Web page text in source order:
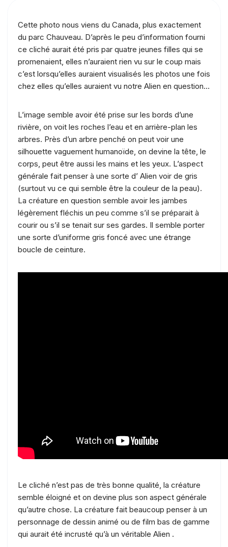
Cette photo nous viens du Canada, plus exactement
du parc Chauveau. D’après le peu d’information fourni
ce cliché aurait été pris par quatre jeunes filles qui se
promenaient, elles n’auraient rien vu sur le coup mais
c’est lorsqu’elles auraient visualisés les photos une fois
chez elles qu’elles auraient vu notre Alien en question…
L’image semble avoir été prise sur les bords d’une
rivière, on voit les roches l’eau et en arrière-plan les
arbres. Près d’un arbre penché on peut voir une
silhouette vaguement humanoïde, on devine la tête, le
corps, peut être aussi les mains et les yeux. L’aspect
générale fait penser à une sorte d’ Alien voir de gris
(surtout vu ce qui semble être la couleur de la peau).
La créature en question semble avoir les jambes
légèrement fléchis un peu comme s’il se préparait à
courir ou s’il se tenait sur ses gardes. Il semble porter
une sorte d’uniforme gris foncé avec une étrange
boucle de ceinture.
Le cliché n’est pas de très bonne qualité, la créature
semble éloigné et on devine plus son aspect générale
qu’autre chose. La créature fait beaucoup penser à un
personnage de dessin animé ou de film bas de gamme
qui aurait été incrusté qu’à un véritable Alien .